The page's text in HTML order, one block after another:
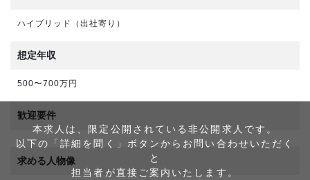
ハイブリッド（出社寄り）
想定年収
500〜700万円
本求人は、限定公開されている非公開求人です。
以下の「詳細を聞く」ボタンからお問い合わせいただく
と
担当者が直接ご案内いたします。
歓迎要件
求める人物像